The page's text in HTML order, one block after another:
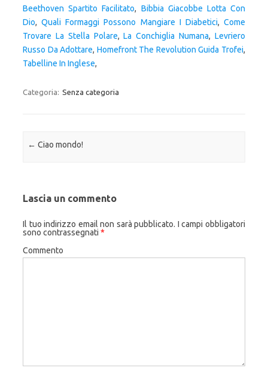
Beethoven Spartito Facilitato, Bibbia Giacobbe Lotta Con
Dio,Quali Formaggi Possono Mangiare I Diabetici,Come
Trovare La Stella Polare,La Conchiglia Numana,Levriero
Russo Da Adottare, Homefront The Revolution Guida Trofei,
Tabelline In Inglese,
Categoria: Senza categoria
Navigazione articolo
← Ciao mondo!
Lascia un commento
Il tuo indirizzo email non sarà pubblicato. I campi obbligatori
sono contrassegnati *
Commento